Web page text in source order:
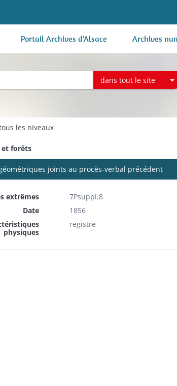
Portail Archives d'Alsace Archives
dans tout le site
les niveaux
et forêts
joints au procès-verbal précédent
extrêmes
7Psuppl.8
Date
1856
physiques
​registre